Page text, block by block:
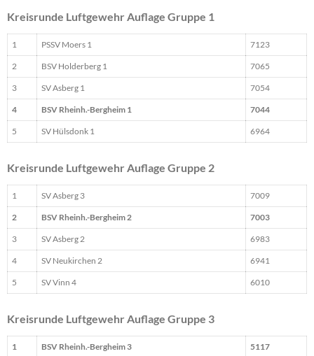
Kreisrunde Luftgewehr Auflage Gruppe 1
1 PSSV Moers 1 7123
2 BSV Holderberg 1 7065
3 SV Asberg 1 7054
4 BSV Rheinh.-Bergheim 1 7044
5 SV Hülsdonk 1 6964
Kreisrunde Luftgewehr Auflage Gruppe 2
1 SV Asberg 3 7009
2 BSV Rheinh.-Bergheim 2 7003
3 SV Asberg 2 6983
4 SV Neukirchen 2 6941
5 SV Vinn 4 6010
Kreisrunde Luftgewehr Auflage Gruppe 3
1 BSV Rheinh.-Bergheim 3 5117